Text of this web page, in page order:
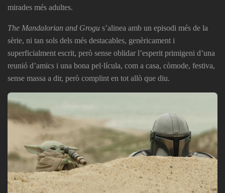
mirades més adultes.
The Mandalorian and Grogu s’alinea amb un episodi més de la
sèrie, ni tan sols dels més destacables, genèricament i
superficialment escrit, però sense oblidar l’esperit primigeni d’una
reunió d’amics i una bona pel·lícula, com a casa, còmode, festiva,
sense massa a dir, però complint en tot allò que diu.